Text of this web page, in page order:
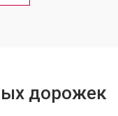
1000 ₽
дорожек